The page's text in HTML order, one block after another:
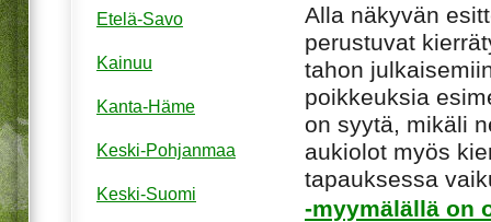
Alla näkyvän
perustuvat
tahon
poikkeuksia
on syytä, mikäli
aukiolot myös
tapauksessa
-myymälällä on
Etelä-Savo
Kainuu
Kanta-Häme
Keski-Pohjanmaa
Keski-Suomi